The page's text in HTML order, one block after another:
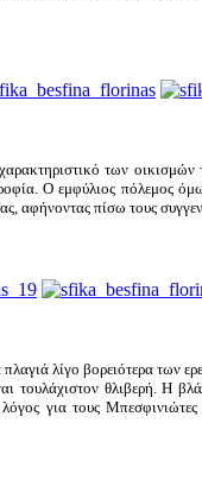
των
Ο εμφύλιος πόλεμος
αφήνοντας πίσω τους
λίγο βορειότερα των
τουλάχιστον θλιβερή. Η
για τους